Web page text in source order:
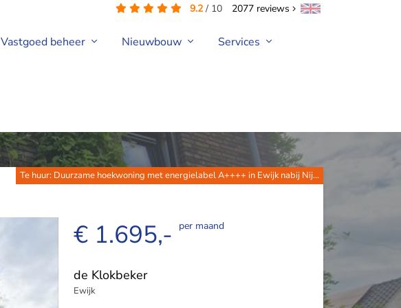
9.2/ 10 2077 reviews
Vastgoed beheer Nieuwbouw Services
Te huur: Duurzame hoekwoning met energielabel A++++ in Ewijk nabij Nij...
€ 1.695,- per maand
de Klokbeker
Ewijk